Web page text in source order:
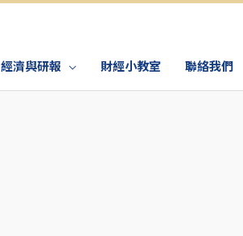
經濟與研報 財經小教室 聯絡我們